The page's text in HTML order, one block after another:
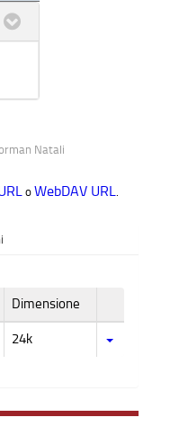
Natali
o WebDAV URL.
Dimensione
24k